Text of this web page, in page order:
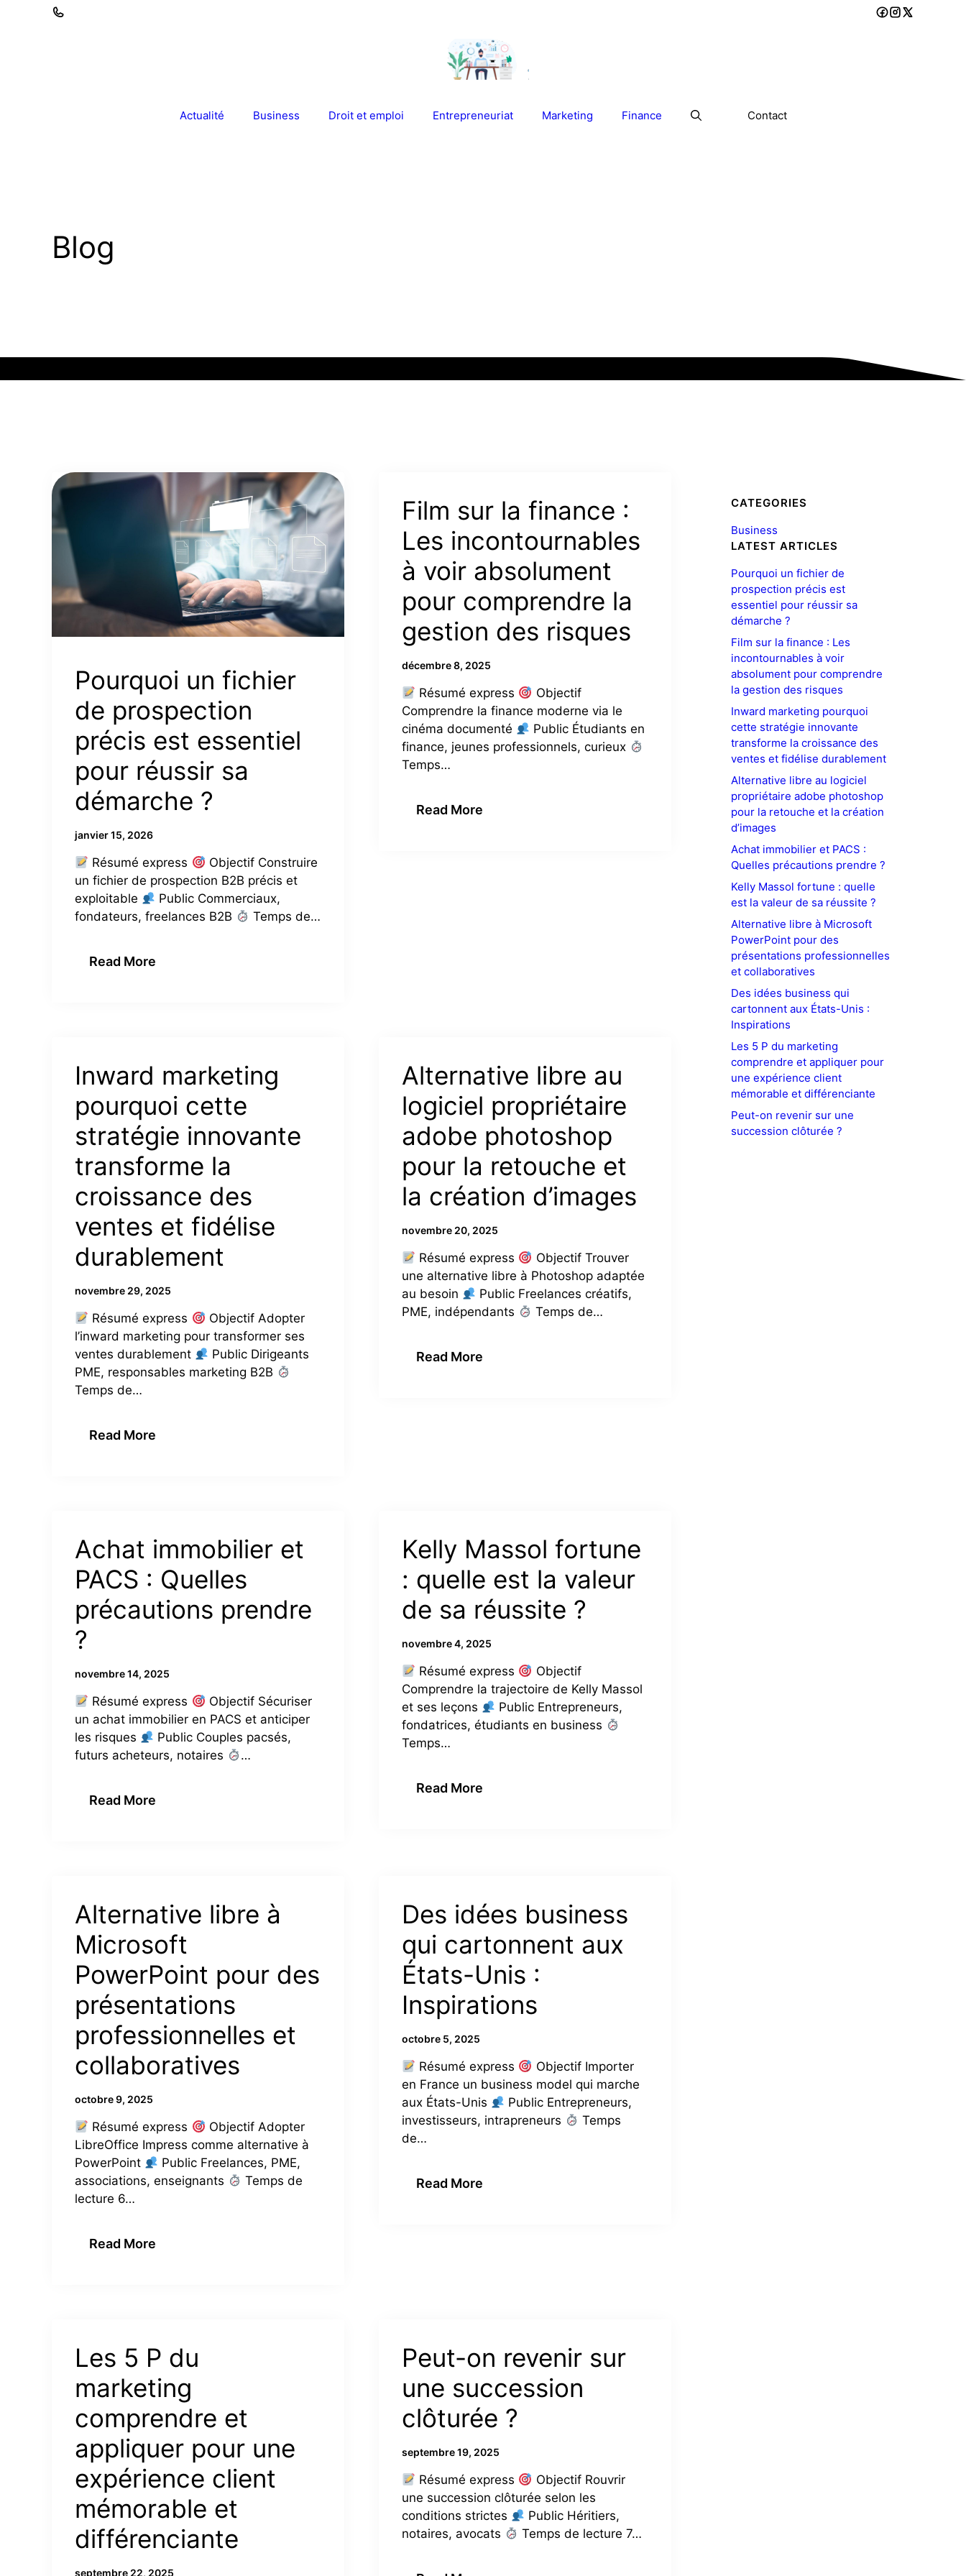
Actualité Business Droit et emploi Entrepreneuriat Marketing Finance Contact
Blog
Pourquoi un fichier
de prospection
précis est essentiel
pour réussir sa
démarche ?
janvier 15, 2026
Résumé express
Objectif Construire
un fichier de prospection B2B précis et
exploitable
Public Commerciaux,
fondateurs, freelances B2B
Temps de…
Read More
Film sur la finance :
Les incontournables
à voir absolument
pour comprendre la
gestion des risques
décembre 8, 2025
Résumé express
Objectif
Comprendre la finance moderne via le
cinéma documenté
Public Étudiants en
finance, jeunes professionnels, curieux
Temps…
Read More
Inward marketing
pourquoi cette
stratégie innovante
transforme la
croissance des
ventes et fidélise
durablement
novembre 29, 2025
Résumé express
Objectif Adopter
l’inward marketing pour transformer ses
ventes durablement
Public Dirigeants
PME, responsables marketing B2B
Temps de…
Read More
Alternative libre au
logiciel propriétaire
adobe photoshop
pour la retouche et
la création d’images
novembre 20, 2025
Résumé express
Objectif Trouver
une alternative libre à Photoshop adaptée
au besoin
Public Freelances créatifs,
PME, indépendants
Temps de…
Read More
Achat immobilier et
PACS : Quelles
précautions prendre
?
novembre 14, 2025
Résumé express
Objectif Sécuriser
un achat immobilier en PACS et anticiper
les risques
Public Couples pacsés,
futurs acheteurs, notaires
…
Read More
Kelly Massol fortune
: quelle est la valeur
de sa réussite ?
novembre 4, 2025
Résumé express
Objectif
Comprendre la trajectoire de Kelly Massol
et ses leçons
Public Entrepreneurs,
fondatrices, étudiants en business
Temps…
Read More
Alternative libre à
Microsoft
PowerPoint pour des
présentations
professionnelles et
collaboratives
octobre 9, 2025
Résumé express
Objectif Adopter
LibreOffice Impress comme alternative à
PowerPoint
Public Freelances, PME,
associations, enseignants
Temps de
lecture 6…
Read More
Des idées business
qui cartonnent aux
États-Unis :
Inspirations
octobre 5, 2025
Résumé express
Objectif Importer
en France un business model qui marche
aux États-Unis
Public Entrepreneurs,
investisseurs, intrapreneurs
Temps
de…
Read More
Les 5 P du
marketing
comprendre et
appliquer pour une
expérience client
mémorable et
différenciante
septembre 22, 2025
Peut-on revenir sur
une succession
clôturée ?
septembre 19, 2025
Résumé express
Objectif Rouvrir
une succession clôturée selon les
conditions strictes
Public Héritiers,
notaires, avocats
Temps de lecture 7…
CATEGORIES
Business
LATEST ARTICLES
Pourquoi un fichier de
prospection précis est
essentiel pour réussir sa
démarche ?
Film sur la finance : Les
incontournables à voir
absolument pour comprendre
la gestion des risques
Inward marketing pourquoi
cette stratégie innovante
transforme la croissance des
ventes et fidélise durablement
Alternative libre au logiciel
propriétaire adobe photoshop
pour la retouche et la création
d’images
Achat immobilier et PACS :
Quelles précautions prendre ?
Kelly Massol fortune : quelle
est la valeur de sa réussite ?
Alternative libre à Microsoft
PowerPoint pour des
présentations professionnelles
et collaboratives
Des idées business qui
cartonnent aux États-Unis :
Inspirations
Les 5 P du marketing
comprendre et appliquer pour
une expérience client
mémorable et différenciante
Peut-on revenir sur une
succession clôturée ?